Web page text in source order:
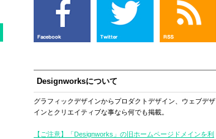
Designworksについて
グラフィックデザインからプロダクトデザイン、ウェブデザ
インとクリエイティブな事なら何でも掲載。
【ご注意】「Designworks」の旧ホームページドメインを利